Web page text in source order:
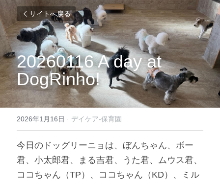
サイトへ戻る
20260116 A day at
DogRinho!
2026年1月16日 · デイケア-保育園
今日のドッグリーニョは、ぼんちゃん、ボー
君、小太郎君、まる吉君、うた君、ムウス君、
ココちゃん（TP）、ココちゃん（KD）、ミル